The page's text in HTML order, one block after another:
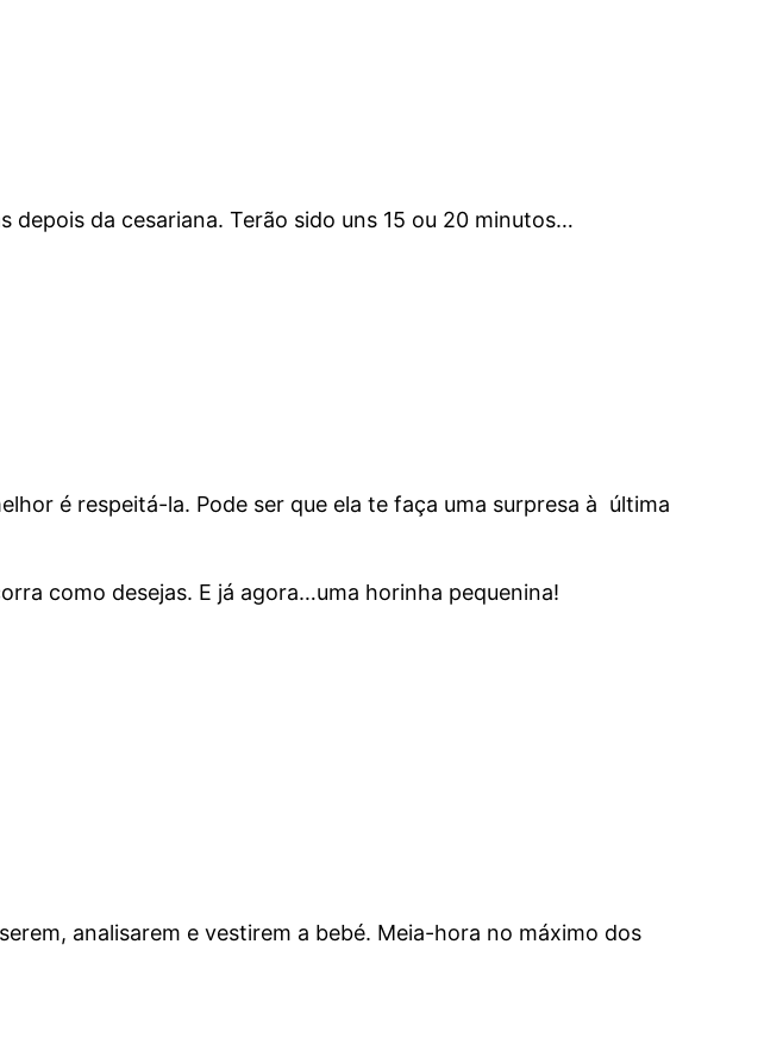
depois da cesariana. Terão sido uns 15 ou 20 minutos…
é respeitá-la. Pode ser que ela te faça uma surpresa à última
como desejas. E já agora…uma horinha pequenina!
analisarem e vestirem a bebé. Meia-hora no máximo dos